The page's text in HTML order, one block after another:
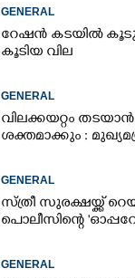
GENERAL
റേഷൻ കടയിൽ
കൂടിയ വില
GENERAL
വിലക്കയറ്റം
ശക്തമാക്കും :
GENERAL
സ്ത്രീ സുരക്ഷയ്ക്ക്
പൊലീസിന്റെ
GENERAL